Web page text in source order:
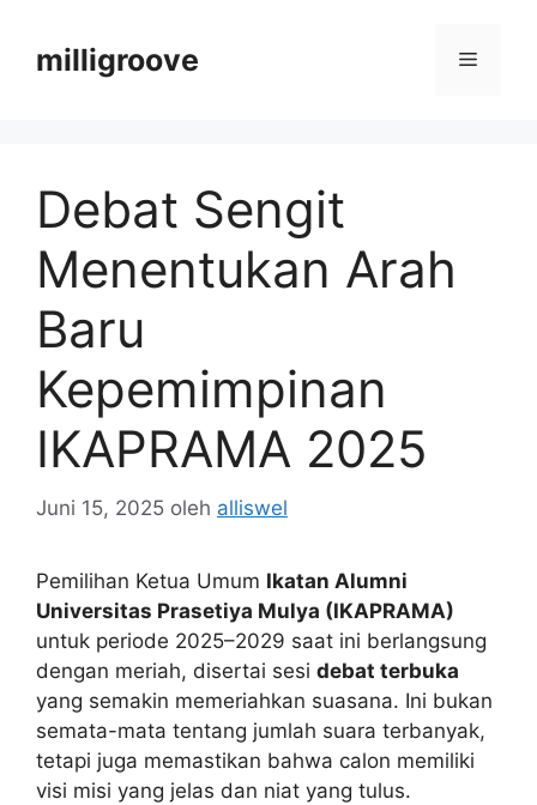
milligroove Menu
Debat Sengit
Menentukan Arah
Baru
Kepemimpinan
IKAPRAMA 2025
Juni 15, 2025 oleh alliswel
Pemilihan Ketua Umum Ikatan Alumni
Universitas Prasetiya Mulya (IKAPRAMA)
untuk periode 2025–2029 saat ini berlangsung
dengan meriah, disertai sesi debat terbuka
yang semakin memeriahkan suasana. Ini bukan
semata-mata tentang jumlah suara terbanyak,
tetapi juga memastikan bahwa calon memiliki
visi misi yang jelas dan niat yang tulus.